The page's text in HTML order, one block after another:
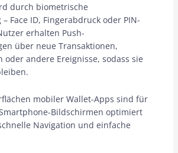
durch biometrische
Face ID, Fingerabdruck oder PIN-
erhalten Push-
über neue Transaktionen,
oder andere Ereignisse, sodass sie
mobiler Wallet-Apps sind für
Bildschirmen optimiert
Navigation und einfache